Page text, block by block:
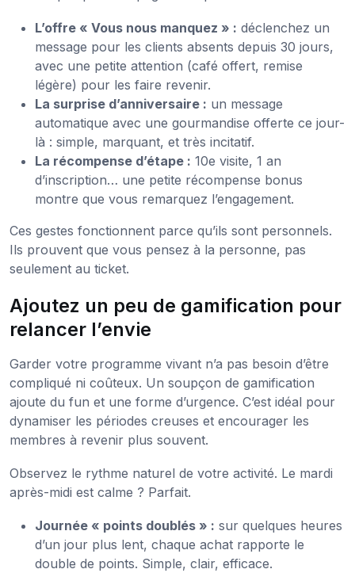
L’offre « Vous nous manquez » : déclenchez un
message pour les clients absents depuis 30 jours,
avec une petite attention (café offert, remise
légère) pour les faire revenir.
La surprise d’anniversaire : un message
automatique avec une gourmandise offerte ce jour-
là : simple, marquant, et très incitatif.
La récompense d’étape : 10e visite, 1 an
d’inscription… une petite récompense bonus
montre que vous remarquez l’engagement.
Ces gestes fonctionnent parce qu’ils sont personnels.
Ils prouvent que vous pensez à la personne, pas
seulement au ticket.
Ajoutez un peu de gamification pour
relancer l’envie
Garder votre programme vivant n’a pas besoin d’être
compliqué ni coûteux. Un soupçon de gamification
ajoute du fun et une forme d’urgence. C’est idéal pour
dynamiser les périodes creuses et encourager les
membres à revenir plus souvent.
Observez le rythme naturel de votre activité. Le mardi
après-midi est calme ? Parfait.
Journée « points doublés » : sur quelques heures
d’un jour plus lent, chaque achat rapporte le
double de points. Simple, clair, efficace.